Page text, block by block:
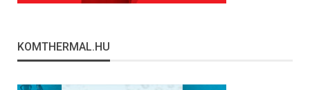
KOMTHERMAL.HU